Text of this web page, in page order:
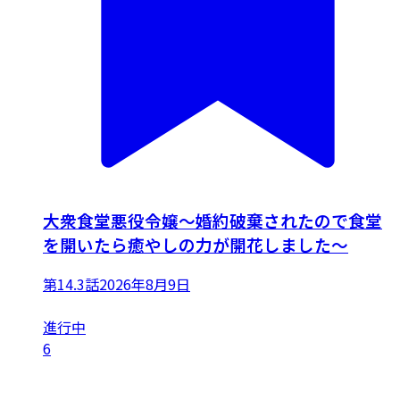
大衆食堂悪役令嬢～婚約破棄されたので食堂
を開いたら癒やしの力が開花しました～
第14.3話2026年8月9日
進行中
6